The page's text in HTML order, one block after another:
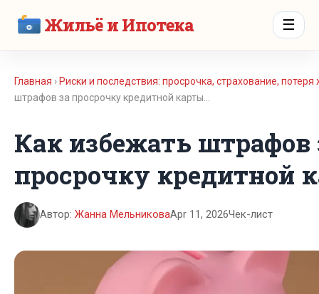
Жильё и Ипотека ☰
Главная › Риски и последствия: просрочка, страхование,
штрафов за просрочку кредитной карты…
Как избежать штрафов
просрочку кредитной
Автор: Жанна МельниковаApr 11, 2026Чек-лист